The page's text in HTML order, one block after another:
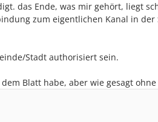
das Ende, was mir gehört, liegt
zum eigentlichen Kanal in der
Stadt authorisiert sein.
Blatt habe, aber wie gesagt ohne